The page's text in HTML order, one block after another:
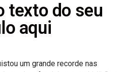
texto do seu
aqui
um grande recorde nas